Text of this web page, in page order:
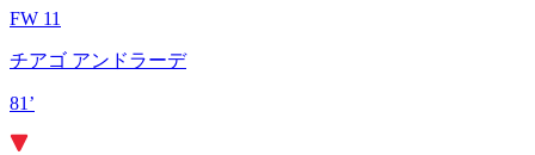
FW 11
チアゴ アンドラーデ
81’